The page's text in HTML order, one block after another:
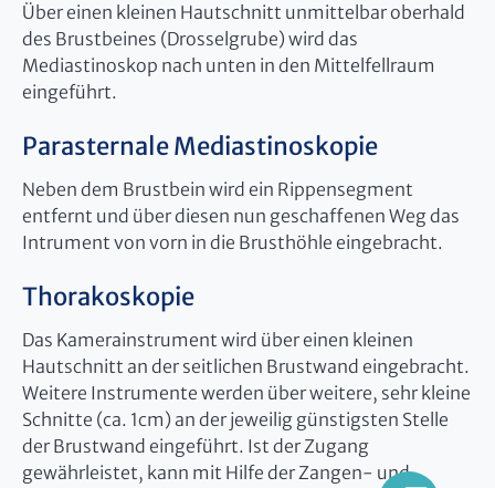
Über einen kleinen Hautschnitt unmittelbar oberhald
des Brustbeines (Drosselgrube) wird das
Mediastinoskop nach unten in den Mittelfellraum
eingeführt.
Parasternale Mediastinoskopie
Neben dem Brustbein wird ein Rippensegment
entfernt und über diesen nun geschaffenen Weg das
Intrument von vorn in die Brusthöhle eingebracht.
Thorakoskopie
Das Kamerainstrument wird über einen kleinen
Hautschnitt an der seitlichen Brustwand eingebracht.
Weitere Instrumente werden über weitere, sehr kleine
Schnitte (ca. 1cm) an der jeweilig günstigsten Stelle
der Brustwand eingeführt. Ist der Zugang
gewährleistet, kann mit Hilfe der Zangen- und